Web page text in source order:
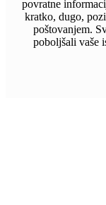
povratne
kratko, dugo,
poštovanjem.
poboljšali vaše